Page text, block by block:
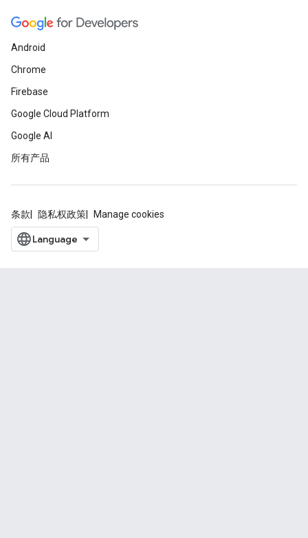
Android
Chrome
Firebase
Google Cloud Platform
Google AI
所有产品
条款 隐私权政策 Manage cookies